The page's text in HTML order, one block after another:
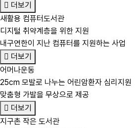
더보기
새활용 컴퓨터도서관
디지털 취약계층을 위한 지원
내구연한이 지난 컴퓨터를 지원하는 사업
더보기
어머나운동
25cm 모발로 나누는 어린암환자 심리지원
맞춤형 가발을 무상으로 제공
더보기
지구촌 작은 도서관